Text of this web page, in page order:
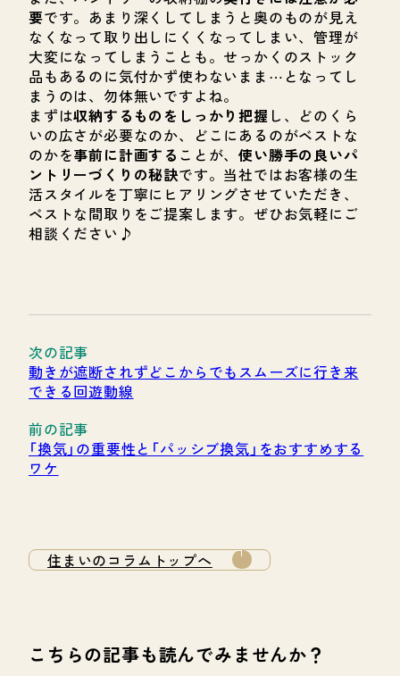
要です。あまり深くしてしまうと奥のものが見え
なくなって取り出しにくくなってしまい、管理が
大変になってしまうことも。せっかくのストック
品もあるのに気付かず使わないまま⋯となってし
まうのは、勿体無いですよね。
まずは収納するものをしっかり把握 し、どのくら
いの広さが必要なのか、どこにあるのがベストな
のかを事前に計画する ことが、使い勝手の良いパ
ントリーづくりの秘訣です。当社ではお客様の生
活スタイルを丁寧にヒアリングさせていただき、
ベストな間取りをご提案します。ぜひお気軽にご
相談ください♪
動きが遮断されずどこからでもスムーズに行き来
できる回遊動線
「換気」の重要性と「パッシブ換気」をおすすめする
ワケ
住まいのコラムトップへ
こちらの記事も読んでみませんか？